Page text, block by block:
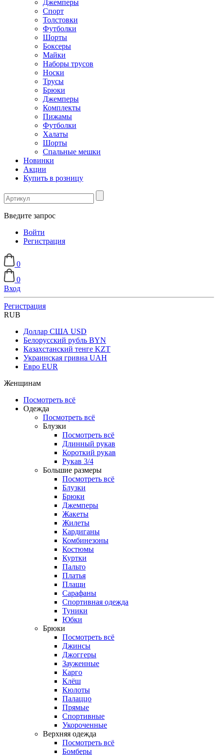
Джемперы
Спорт
Толстовки
Футболки
Шорты
Боксеры
Майки
Наборы трусов
Носки
Трусы
Брюки
Джемперы
Комплекты
Пижамы
Футболки
Халаты
Шорты
Спальные мешки
Новинки
Акции
Купить в розницу
Введите запрос
Войти
Регистрация
0
0
Вход
Регистрация
RUB
Доллар США USD
Белорусский рубль BYN
Казахстанский тенге KZT
Украинская гривна UAH
Евро EUR
Женщинам
Посмотреть всё
Одежда
Посмотреть всё
Блузки
Посмотреть всё
Длинный рукав
Короткий рукав
Рукав 3/4
Большие размеры
Посмотреть всё
Блузки
Брюки
Джемперы
Жакеты
Жилеты
Кардиганы
Комбинезоны
Костюмы
Куртки
Пальто
Платья
Плащи
Сарафаны
Спортивная одежда
Туники
Юбки
Брюки
Посмотреть всё
Джинсы
Джоггеры
Зауженные
Карго
Клёш
Кюлоты
Палаццо
Прямые
Спортивные
Укороченные
Верхняя одежда
Посмотреть всё
Бомберы